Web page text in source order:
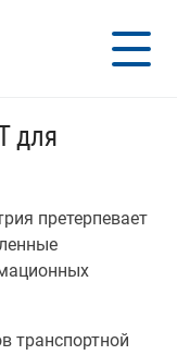
для
претерпевает
транспортной